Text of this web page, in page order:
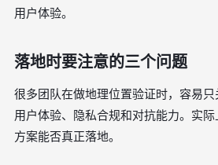
用户体验。
落地时要注意的三个问题
很多团队在做地理位置验证时，容易
用户体验、隐私合规和对抗能力。实
方案能否真正落地。